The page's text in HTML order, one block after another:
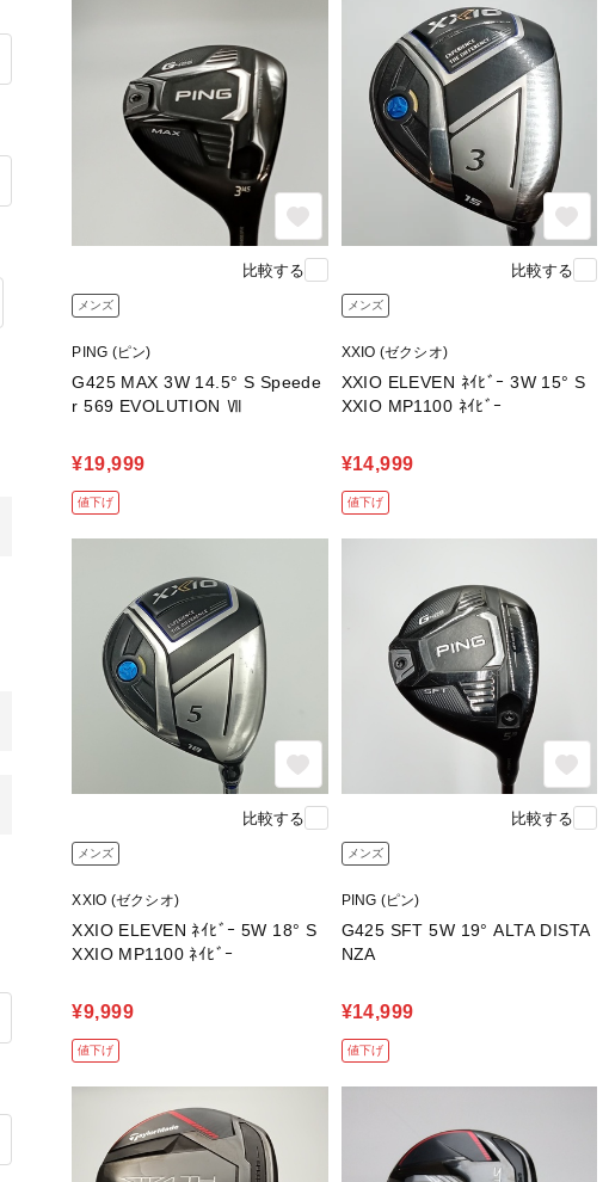
比較する
メンズ
PING (ピン)
G425 MAX 3W 14.5° S Speede
r 569 EVOLUTION Ⅶ
¥19,999
値下げ
比較する
メンズ
XXIO (ゼクシオ)
XXIO ELEVEN ﾈｲﾋﾞｰ 3W 15° S
XXIO MP1100 ﾈｲﾋﾞｰ
¥14,999
値下げ
比較する
メンズ
XXIO (ゼクシオ)
XXIO ELEVEN ﾈｲﾋﾞｰ 5W 18° S
XXIO MP1100 ﾈｲﾋﾞｰ
¥9,999
値下げ
比較する
メンズ
PING (ピン)
G425 SFT 5W 19° ALTA DISTA
NZA
¥14,999
値下げ